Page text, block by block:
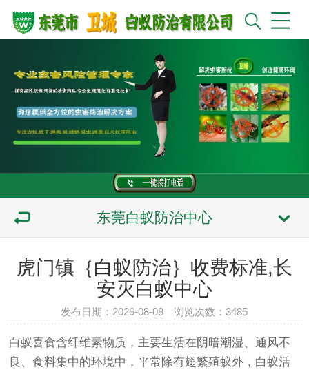
东莞白蚁防治中心
虎门镇｛白蚁防治｝收费标准,长
安灭白蚁中心
发布日期：2026-08-08 浏览次数：3485
白蚁喜食含纤维素物质，主要生活在阴暗潮湿、通风不
良、食料集中的环境中，平常除有翅繁殖蚁外，白蚁活